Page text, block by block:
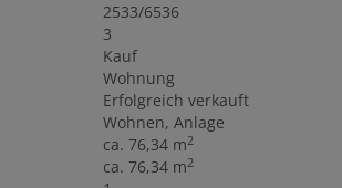
2533/6536
3
Kauf
Wohnung
Erfolgreich verkauft
Wohnen Anlage
ca. 76,34 m2
ca. 76,34 m2